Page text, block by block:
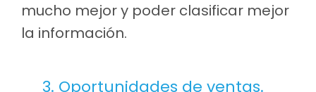
mucho mejor y poder clasificar mejor
la información.
3. Oportunidades de ventas.